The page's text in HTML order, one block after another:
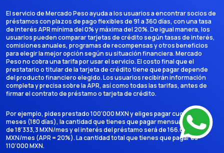
El servicio de Mercado Peso ayuda a los usuarios a encontrar socios de
préstamos con plazos de pago flexibles de 91 a 360 días, con una tasa
de interés APR mínima del 0% y máxima del 20%. De igual manera, los
usuarios pueden comparar tarjetas de crédito según tasas de interés,
comisiones anuales, programas de recompensas y otros beneficios
para elegir la mejor opción según su situación financiera. Mercado
Peso no cobra una tarifa por usar el servicio. El costo final que el
prestatario o titular de la tarjeta de crédito tiene que pagar depende
del producto financiero elegido. Los usuarios recibirán información
completa y precisa sobre la APR, así como todas las tarifas, antes de
firmar el contrato de préstamo o tarjeta de crédito.
Por ejemplo, pides prestado 100'000 MXN y eliges pagar cuotas en 6
meses (180 días), la cantidad que tienes que pagar mensualmente es
de 18'333,3 MXN/mes y el interés del préstamo será de 166.666,7
MXN/mes (APR = 20%). La cantidad total que tienes que pagar es
110'000 MXN.